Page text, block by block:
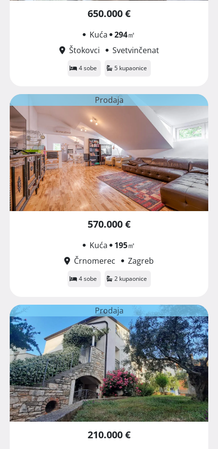
650.000 €
Kuća 294㎡
Štokovci
Svetvinčenat
4 sobe 5 kupaonice
Prodaja
570.000 €
Kuća 195㎡
Črnomerec
Zagreb
4 sobe 2 kupaonice
Prodaja
210.000 €